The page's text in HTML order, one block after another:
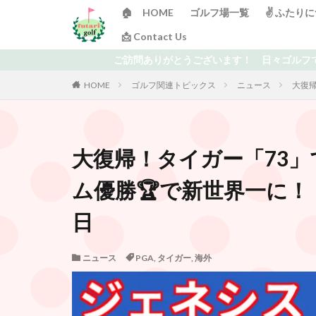
🏠 HOME ゴルフ場一覧
✌️ ふたり
📩 Contact Us
ありがとうございます！ 日々ゴルフで頭がいっぱいの「ふたりゴ
HOME ゴルフ関連トピックス ニュース 大復
大復帰！タイガー「73
ム優勝🏆で新世界一に
日
ニュース PGA, タイガー, 海外